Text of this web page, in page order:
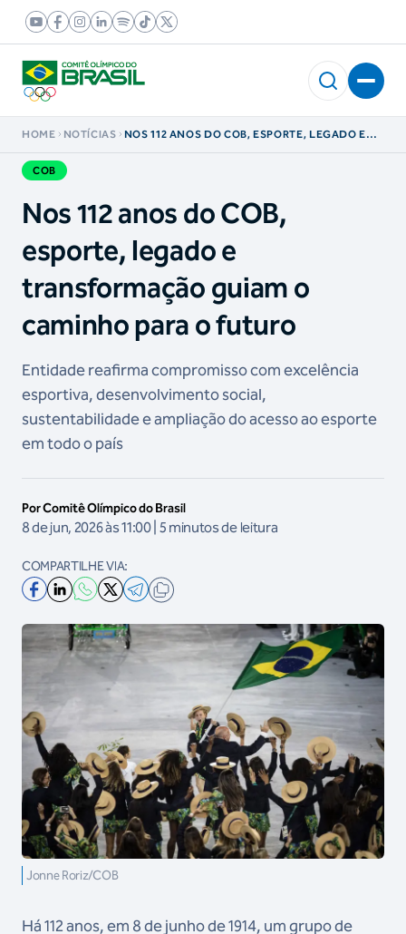
HOME NOTÍCIAS
NOS 112 ANOS DO COB, ESPORTE, LEGADO E
COB
Nos 112 anos do COB,
esporte, legado e
transformação guiam o
caminho para o futuro
Entidade reafirma compromisso com excelência
esportiva, desenvolvimento social,
sustentabilidade e ampliação do acesso ao esporte
em todo o país
Por Comitê Olímpico do Brasil
8 de jun, 2026 às 11:00 | 5 minutos de leitura
COMPARTILHE VIA:
Jonne Roriz/COB
Há 112 anos, em 8 de junho de 1914, um grupo de